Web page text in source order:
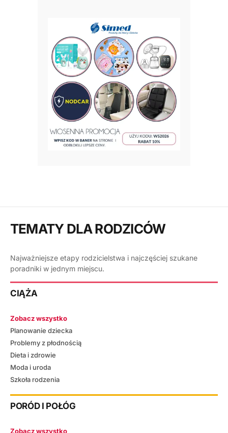
TEMATY DLA RODZICÓW
Najważniejsze etapy rodzicielstwa i najczęściej szukane
poradniki w jednym miejscu.
CIĄŻA
Zobacz wszystko
Planowanie dziecka
Problemy z płodnością
Dieta i zdrowie
Moda i uroda
Szkoła rodzenia
PORÓD I POŁÓG
Zobacz wszystko